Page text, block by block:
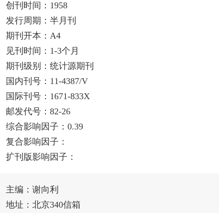
创刊时间：1958
发行周期：半月刊
期刊开本：A4
见刊时间：1-3个月
期刊级别：统计源期刊
国内刊号：11-4387/V
国际刊号：1671-833X
邮发代号：82-26
综合影响因子：0.39
复合影响因子：
扩刊版影响因子：
主编：谢向利
地址：北京340信箱